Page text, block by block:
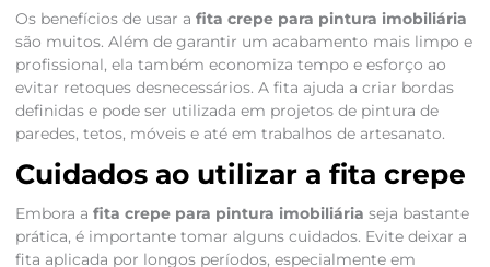
Os benefícios de usar a fita crepe para pintura imobiliária
são muitos. Além de garantir um acabamento mais limpo e
profissional, ela também economiza tempo e esforço ao
evitar retoques desnecessários. A fita ajuda a criar bordas
definidas e pode ser utilizada em projetos de pintura de
paredes, tetos, móveis e até em trabalhos de artesanato.
Cuidados ao utilizar a fita crepe
Embora a fita crepe para pintura imobiliária seja bastante
prática, é importante tomar alguns cuidados. Evite deixar a
fita aplicada por longos períodos, especialmente em